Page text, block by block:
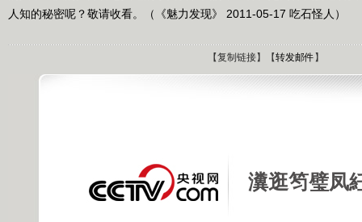
人知的秘密呢？敬请收看。（《魅力发现》 2011-05-17 吃石怪人）
【复制链接】【转发邮件 】
瀵逛笉璧凤